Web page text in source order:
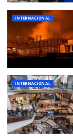
INTERNACIONAL
INTERNACIONAL